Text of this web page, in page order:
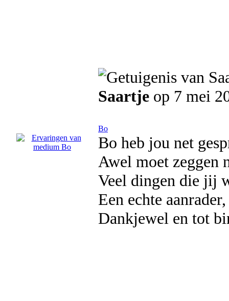
Saartje op 7 mei
Bo
Bo heb jou net
Awel moet zeggen
Veel dingen die jij
Een echte
Dankjewel en tot